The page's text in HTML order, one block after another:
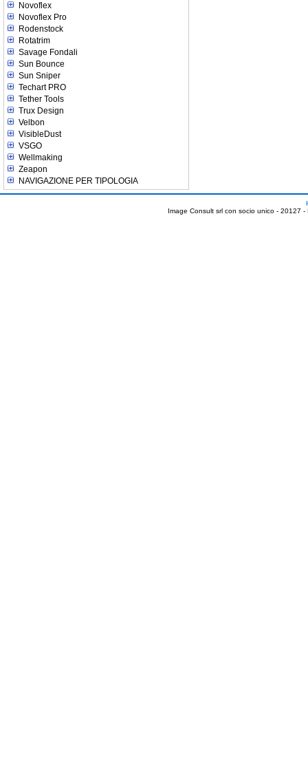
Novoflex
Novoflex Pro
Rodenstock
Rotatrim
Savage Fondali
Sun Bounce
Sun Sniper
Techart PRO
Tether Tools
Trux Design
Velbon
VisibleDust
VSGO
Wellmaking
Zeapon
NAVIGAZIONE PER TIPOLOGIA
Image Consult srl con socio unico - 20127